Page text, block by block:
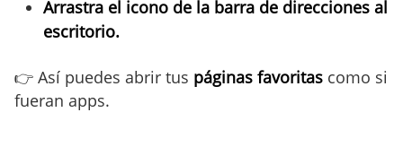
Arrastra el icono de la barra de direcciones al
escritorio.
👉 Así puedes abrir tus páginas favoritas como si
fueran apps.